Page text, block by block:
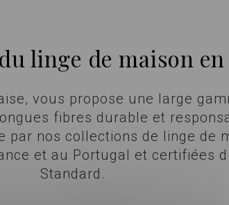
linge de maison
vous propose une large
fibres durable et
par nos collections de linge de
et au Portugal et certifiées
Standard.